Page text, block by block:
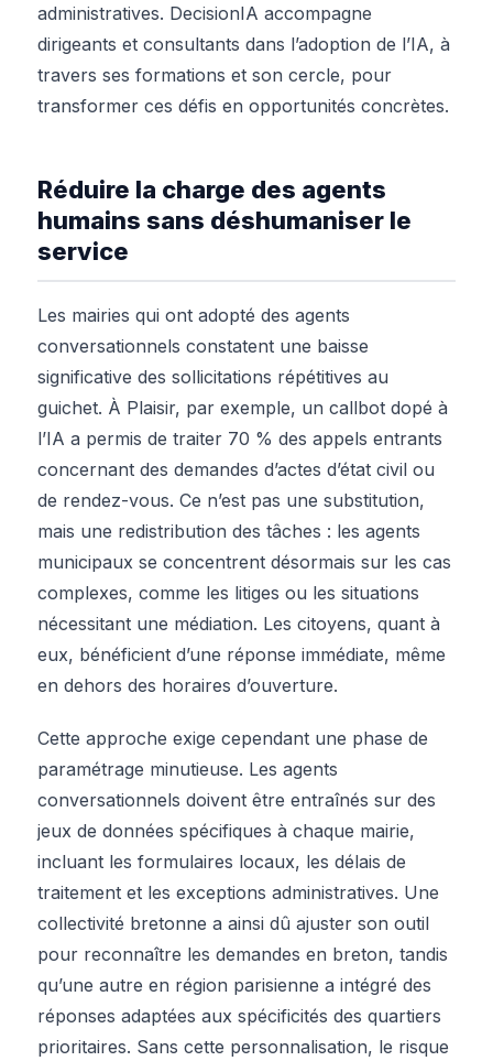
administratives. DecisionIA accompagne
dirigeants et consultants dans l’adoption de l’IA, à
travers ses formations et son cercle, pour
transformer ces défis en opportunités concrètes.
Réduire la charge des agents
humains sans déshumaniser le
service
Les mairies qui ont adopté des agents
conversationnels constatent une baisse
significative des sollicitations répétitives au
guichet. À Plaisir, par exemple, un callbot dopé à
l’IA a permis de traiter 70 % des appels entrants
concernant des demandes d’actes d’état civil ou
de rendez-vous. Ce n’est pas une substitution,
mais une redistribution des tâches : les agents
municipaux se concentrent désormais sur les cas
complexes, comme les litiges ou les situations
nécessitant une médiation. Les citoyens, quant à
eux, bénéficient d’une réponse immédiate, même
en dehors des horaires d’ouverture.
Cette approche exige cependant une phase de
paramétrage minutieuse. Les agents
conversationnels doivent être entraînés sur des
jeux de données spécifiques à chaque mairie,
incluant les formulaires locaux, les délais de
traitement et les exceptions administratives. Une
collectivité bretonne a ainsi dû ajuster son outil
pour reconnaître les demandes en breton, tandis
qu’une autre en région parisienne a intégré des
réponses adaptées aux spécificités des quartiers
prioritaires. Sans cette personnalisation, le risque